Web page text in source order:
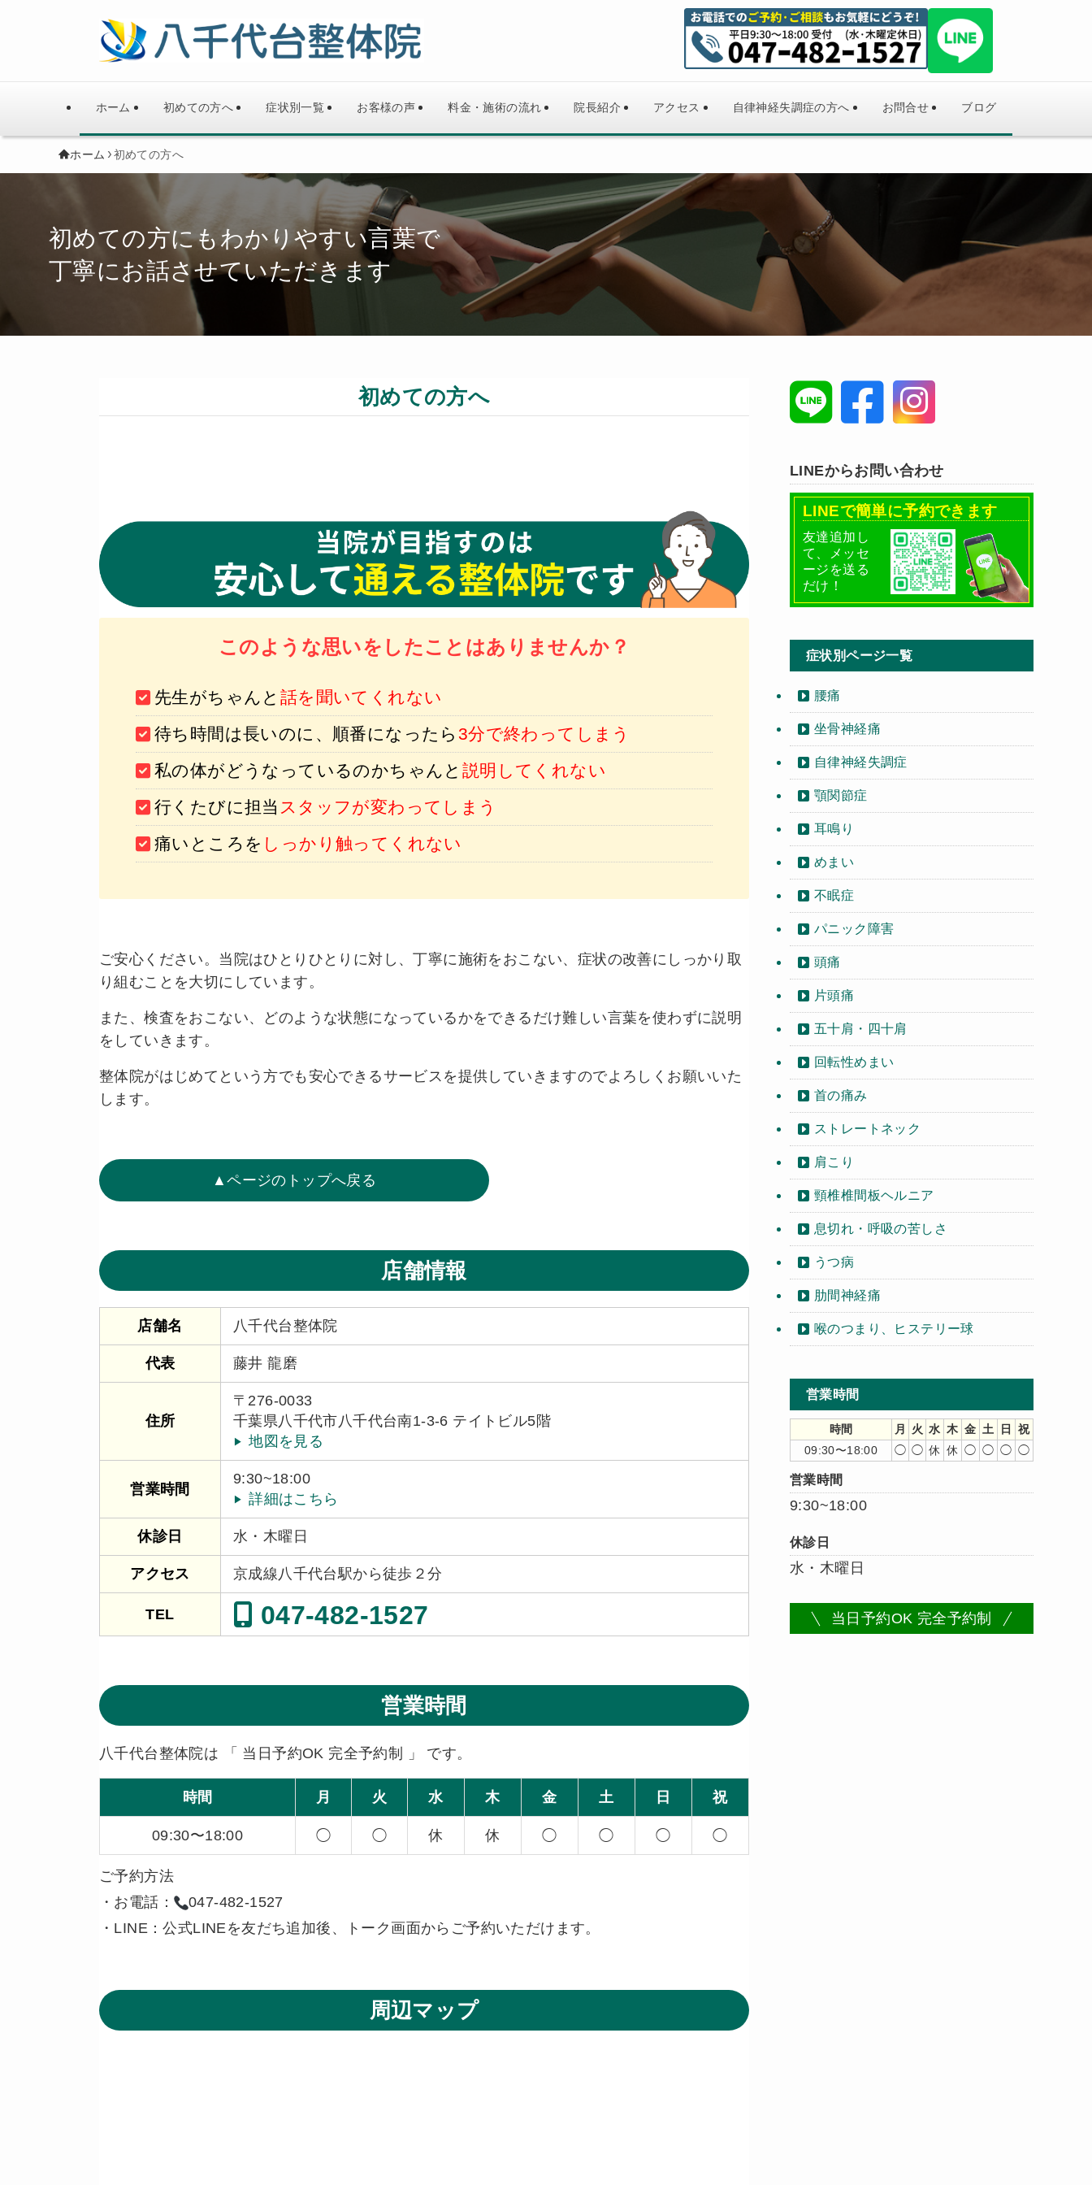
ホーム 初めての方へ 症状別一覧 お客様の声 料金・施術の流れ 院長紹介 アクセス 自律神経失調症の方へ お問合せ ブログ
ホーム 初めての方へ
初めての方にもわかりやすい言葉で
丁寧にお話させていただきます
初めての方へ
このような思いを したことはありませんか？
先生がちゃんと 話を聞いてくれない
待ち時間は長いのに、順番になったら 3分で終わってしまう
私の体がどうなっているのかちゃんと 説明してくれない
行くたびに担当 スタッフが変わってしまう
痛いところを しっかり触ってくれない
ご安心ください。当院はひとりひとりに対し、丁寧に施術をおこない、症状の改善にしっかり取
り組むことを大切にしています。
また、検査をおこない、どのような状態になっているかをできるだけ難しい言葉を使わずに説明
をしていきます。
整体院がはじめてという方でも安心できるサービスを提供していきますのでよろしくお願いいた
します。
▲ページのトップへ戻る
店舗情報
店舗名 八千代台整体院
代表 藤井 龍磨
住所
〒276-0033
千葉県八千代市八千代台南1-3-6 テイトビル5階
地図を見る
営業時間
9:30~18:00
詳細はこちら
休診日 水・木曜日
アクセス 京成線八千代台駅から徒歩２分
TEL 047-482-1527
営業時間
八千代台整体院は 「 当日予約OK 完全予約制 」 です。
時間 月 火 水 木 金 土 日 祝
09:30〜18:00 ◯ ◯ 休 休 ◯ ◯ ◯ ◯
ご予約方法
・お電話：
047-482-1527
・LINE：公式LINEを友だち追加後、トーク画面からご予約いただけます。
周辺マップ
LINEからお問い合わせ
LINEで簡単に予約できます
友達追加し
て、メッセ
ージを送る
だけ！
症状別ページ一覧
腰痛
坐骨神経痛
自律神経失調症
顎関節症
耳鳴り
めまい
不眠症
パニック障害
頭痛
片頭痛
五十肩・四十肩
回転性めまい
首の痛み
ストレートネック
肩こり
頸椎椎間板ヘルニア
息切れ・呼吸の苦しさ
うつ病
肋間神経痛
喉のつまり、ヒステリー球
営業時間
時間 月 火 水 木 金 土 日
祝
09:30〜18:00
◯ ◯ 休 休 ◯ ◯ ◯ ◯
営業時間
9:30~18:00
休診日
水・木曜日
当日予約OK 完全予約制